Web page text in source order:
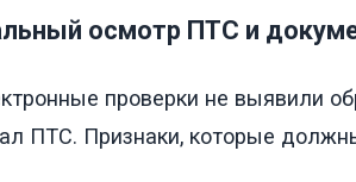
осмотр ПТС и
проверки не выявили
ПТС. Признаки, которые